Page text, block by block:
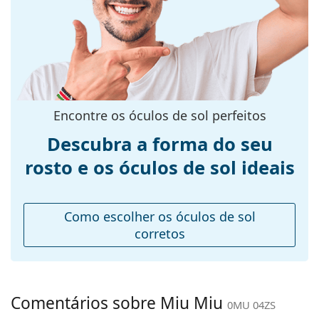
Preto
armação:
Plástico
Tamanhos:
M
óculos:
140 mm
Ponte:
18 mm
280 g
Não
Dobradiça de
Não
Encontre os óculos de sol perfeitos
Descubra a forma do seu
rosto e os óculos de sol ideais
Como escolher os óculos de sol
corretos
Comentários sobre Miu Miu 0MU 04ZS